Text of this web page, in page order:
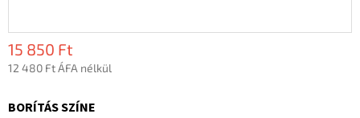
15 850 Ft
12 480 Ft ÁFA nélkül
BORÍTÁS SZÍNE